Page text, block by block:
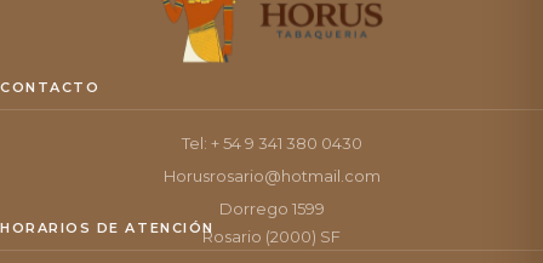
CONTACTO
Tel: + 54 9 341 380 0430
Horusrosario@hotmail.com
Dorrego 1599
Rosario (2000) SF
HORARIOS DE ATENCIÓN